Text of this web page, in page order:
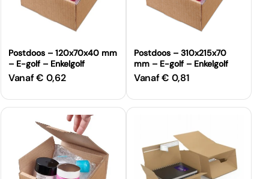
Postdoos – 120x70x40 mm
– E-golf – Enkelgolf
Normale
Vanaf € 0,62
Postdoos – 310x215x70
mm – E-golf – Enkelgolf
Normale
Vanaf € 0,81